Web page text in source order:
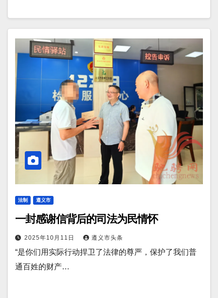
法制 遵义市
一封感谢信背后的司法为民情怀
2025年10月11日 遵义市头条
“是你们用实际行动捍卫了法律的尊严，保护了我们普
通百姓的财产…